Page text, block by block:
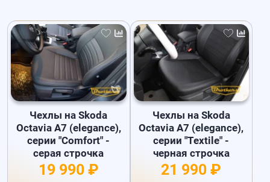
Чехлы на Skoda
Octavia A7 (elegance),
серии "Comfort" -
серая строчка
19 990 ₽
Чехлы на Skoda
Octavia A7 (elegance),
серии "Textile" -
черная строчка
21 990 ₽